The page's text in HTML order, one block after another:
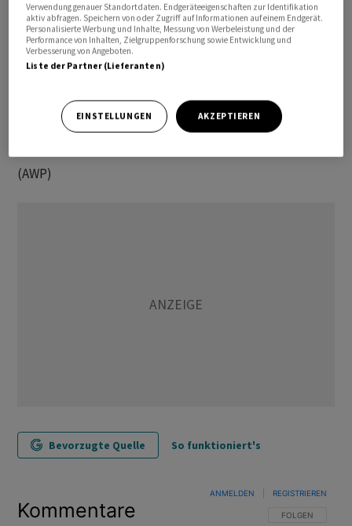
Liberierung:    17.06.2026
Spread (MS):    +42 BP
Spread (Gov):   +67 BP
ISIN:           CH1564488737
Rating:         Aa2/AA-/AA (Moody's/S&P/Fitch)
(AWP)
Bevorzugte Quelle So funktioniert's
Kommentare FOLGE DIESER
FOLGEN
ANMELDEN REGISTRIEREN
Verwendung genauer Standortdaten. Endgeräteeigenschaften zur Identifikation
aktiv abfragen. Speichern von oder Zugriff auf Informationen auf einem Endgerät.
Personalisierte Werbung und Inhalte, Messung von Werbeleistung und der
Performance von Inhalten, Zielgruppenforschung sowie Entwicklung und
Verbesserung von Angeboten.
Liste der Partner (Lieferanten)
EINSTELLUNGEN AKZEPTIEREN